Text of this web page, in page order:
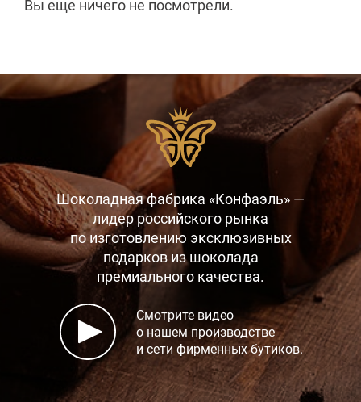
Вы еще ничего не посмотрели.
Шоколадная фабрика «Конфаэль» —
лидер российского рынка
по изготовлению эксклюзивных
подарков из шоколада
премиального качества.
Смотрите видео
о нашем производстве
и сети фирменных бутиков.